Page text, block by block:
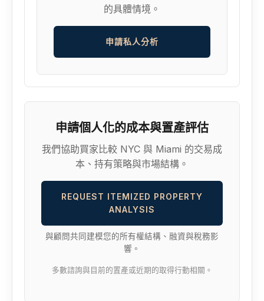
的具體情境。
申請私人分析
申請個人化的成本與置產評估
我們協助買家比較 NYC 與 Miami 的交易成
本、持有策略與市場結構。
REQUEST ITEMIZED PROPERTY
ANALYSIS
與顧問共同建模您的所有權結構、融資與稅務影
響。
多數諮詢與目前的置產或近期的取得行動相關。